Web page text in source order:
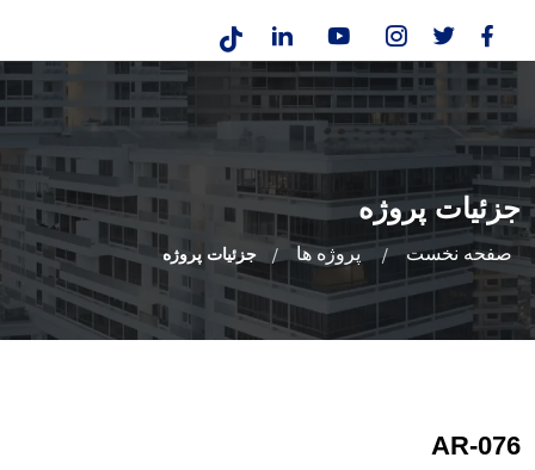
جزئیات پروژه
صفحه نخست پروژه ها جزئیات پروژه
AR-076